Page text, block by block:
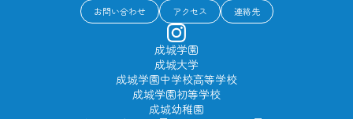
お問い合わせ アクセス 連絡先
成城学園
成城大学
成城学園中学校⾼等学校
成城学園初等学校
成城幼稚園